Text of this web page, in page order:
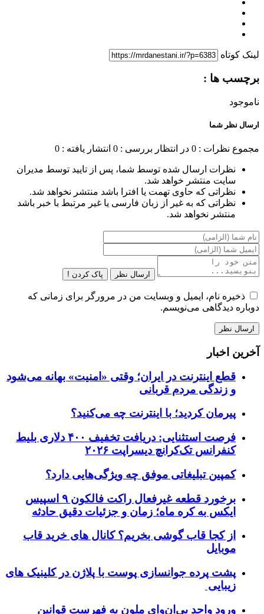
لینک کوتاه
برچسب ها :
ناموجود
ارسال نظر شما
مجموع نظرات : 0 در انتظار بررسی : 0 انتشار یافته : 0
نظرات ارسال شده توسط شما، پس از تایید توسط مدیران
سایت منتشر خواهد شد.
نظراتی که حاوی تهمت یا افترا باشد منتشر نخواهد شد.
نظراتی که به غیر از زبان فارسی یا غیر مرتبط با خبر باشد
منتشر نخواهد شد.
ارسال نظر پاک کردن !
ذخیره نام، ایمیل و وبسایت من در مرورگر برای زمانی که
دوباره دیدگاهی می‌نویسم.
آخرین اخبار
قطع اینترنت در ایران؛ وقتی «امنیت» بهانه می‌شود
و زندگی مردم قربانی
پیرمان کردید؛ با اینترنت چه می‌کنید؟
فرصت استثنایی: دریافت تخفیف ۴۰۰ دلاری بلیط
کنفرانس تک‌کرانچ دیسراپت ۲۰۲۶
کمپین تبلیغاتی موفق چه ویژگی‌هایی دارد؟
برخورد قطعه غیرفعال راکت فالکون ۹ اسپیس
ایکس به کره ماه؛ زمان و جزئیات دقیق حادثه
از کجا قاب گوشی بخریم؟ کانال های خرید قاب
موبایل
پشت پرده جوانسازی پوست با پلاژن در کلینیک های
زیبایی
ورود واحد بی‌ان‌وای ملون به فهرست قوانین